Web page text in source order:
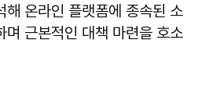
해 온라인 플랫폼에 종속된 소
며 근본적인 대책 마련을 호소